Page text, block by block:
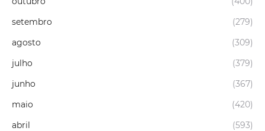
setembro
(279)
agosto
(309)
julho
(379)
junho
(367)
maio
(420)
abril
(593)